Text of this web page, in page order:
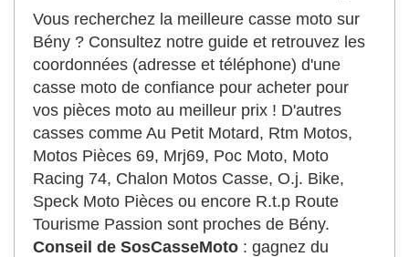
Vous recherchez la meilleure casse moto sur
Bény ? Consultez notre guide et retrouvez les
coordonnées (adresse et téléphone) d'une
casse moto de confiance pour acheter pour
vos pièces moto au meilleur prix ! D'autres
casses comme Au Petit Motard, Rtm Motos,
Motos Pièces 69, Mrj69, Poc Moto, Moto
Racing 74, Chalon Motos Casse, O.j. Bike,
Speck Moto Pièces ou encore R.t.p Route
Tourisme Passion sont proches de Bény.
Conseil de SosCasseMoto : gagnez du